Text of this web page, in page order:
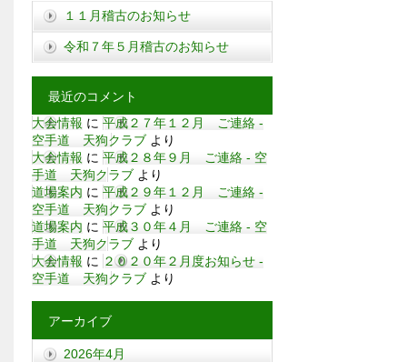
１１月稽古のお知らせ
令和７年５月稽古のお知らせ
最近のコメント
大会情報 に 平成２７年１２月 ご連絡 -
空手道 天狗クラブ より
大会情報 に 平成２８年９月 ご連絡 - 空
手道 天狗クラブ より
道場案内 に 平成２９年１２月 ご連絡 -
空手道 天狗クラブ より
道場案内 に 平成３０年４月 ご連絡 - 空
手道 天狗クラブ より
大会情報 に ２０２０年２月度お知らせ -
空手道 天狗クラブ より
アーカイブ
2026年4月